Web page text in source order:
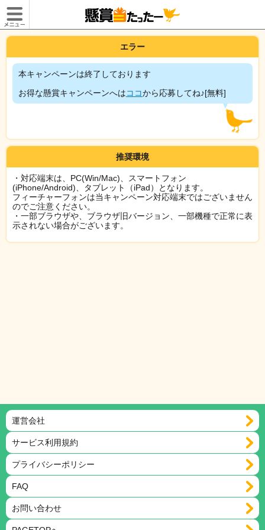
エラー
本キャンペーンは終了しております
お得な懸賞キャンペーンへはココから応募してね♪[無料]
推奨環境
・対応端末は、PC(Win/Mac)、スマートフォン
(iPhone/Android)、タブレット（iPad）となります。
フィーチャーフォンは当キャンペーン対応端末ではございません
のでご注意ください。
・一部ブラウザや、ブラウザ旧バージョン、一部機種で正常に表
示されない場合がございます。
運営会社
サービス利用規約
プライバシーポリシー
FAQ
お問い合わせ